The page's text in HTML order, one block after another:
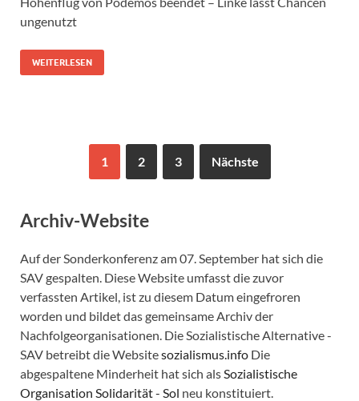
ungenutzt
WEITERLESEN
1 2 3 Nächste
Archiv-Website
Auf der Sonderkonferenz am 07. September hat sich die
SAV gespalten. Diese Website umfasst die zuvor
verfassten Artikel, ist zu diesem Datum eingefroren
worden und bildet das gemeinsame Archiv der
Nachfolgeorganisationen. Die Sozialistische Alternative -
SAV betreibt die Websitesozialismus.info Die
abgespaltene Minderheit hat sich als Sozialistische
Organisation Solidarität - Sol neu konstituiert.